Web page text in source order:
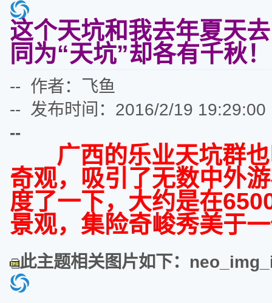
这个天坑和我去年夏天
同为“天坑”却各有千秋！
-- 作者：飞鱼
-- 发布时间：2016/2/19 19:29:00
--
广西的乐业天坑群也
奇观，吸引了无数中外
度了一下，大约是在
景观，集险奇峻秀美于
此主题相关图片如下：